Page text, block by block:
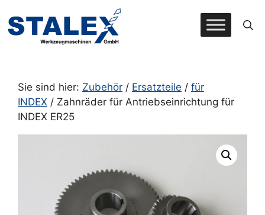
Inhalt
springen
Sie sind hier: Zubehör / Ersatzteile / für
INDEX / Zahnräder für Antriebseinrichtung für
INDEX ER25